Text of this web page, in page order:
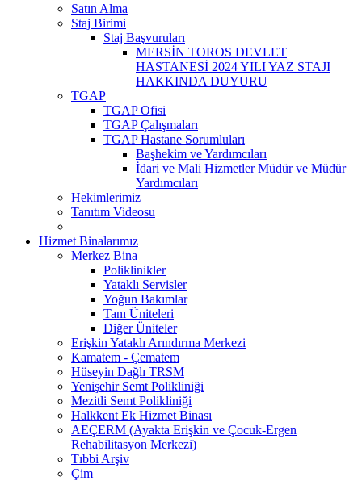
Satın Alma
Staj Birimi
Staj Başvuruları
MERSİN TOROS DEVLET
HASTANESİ 2024 YILI YAZ STAJI
HAKKINDA DUYURU
TGAP
TGAP Ofisi
TGAP Çalışmaları
TGAP Hastane Sorumluları
Başhekim ve Yardımcıları
İdari ve Mali Hizmetler Müdür ve Müdür
Yardımcıları
Hekimlerimiz
Tanıtım Videosu
Hizmet Binalarımız
Merkez Bina
Poliklinikler
Yataklı Servisler
Yoğun Bakımlar
Tanı Üniteleri
Diğer Üniteler
Erişkin Yataklı Arındırma Merkezi
Kamatem - Çematem
Hüseyin Dağlı TRSM
Yenişehir Semt Polikliniği
Mezitli Semt Polikliniği
Halkkent Ek Hizmet Binası
AEÇERM (Ayakta Erişkin ve Çocuk-Ergen
Rehabilitasyon Merkezi)
Tıbbi Arşiv
Çim